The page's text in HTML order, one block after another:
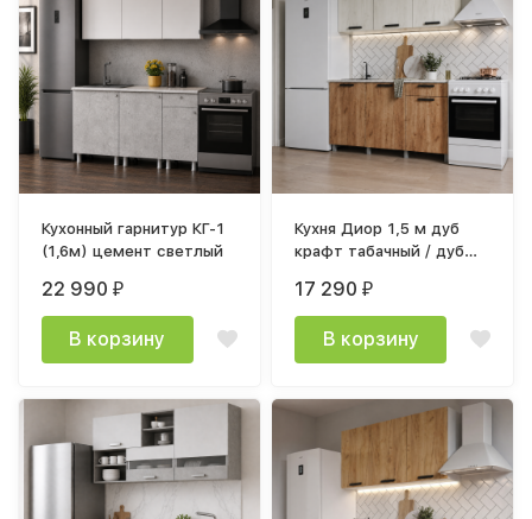
Кухонный гарнитур КГ-1
(1,6м) цемент светлый
22 990₽
В корзину
Кухня Диор 1,5 м дуб
крафт табачный / дуб
17 290₽
В корзину